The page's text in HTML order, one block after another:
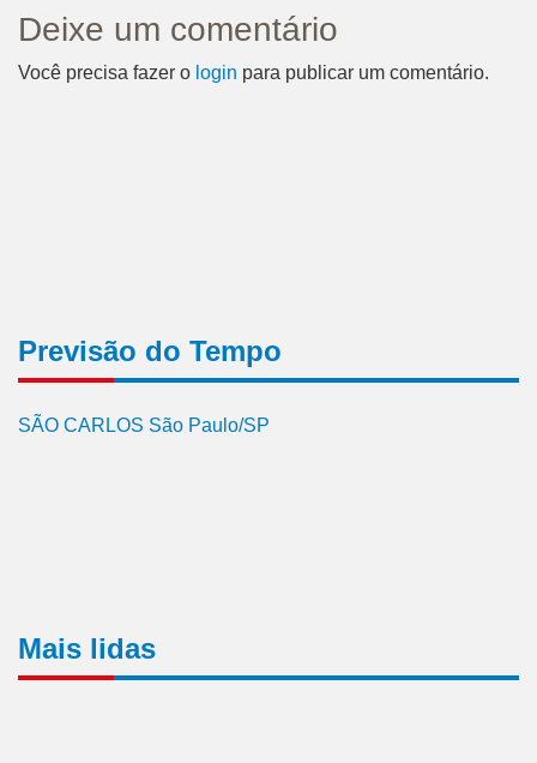
Deixe um comentário
Você precisa fazer o login para publicar um comentário.
Previsão do Tempo
SÃO CARLOS São Paulo/SP
Mais lidas